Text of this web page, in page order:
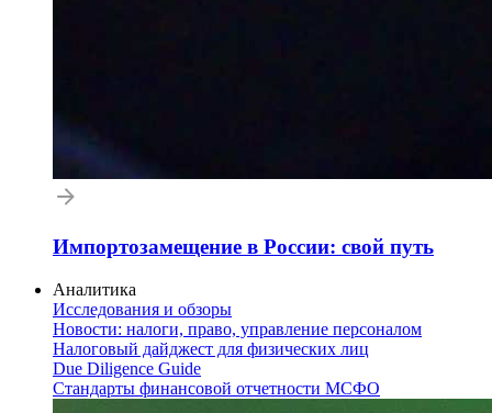
Импортозамещение в России: свой путь
Аналитика
Исследования и обзоры
Новости: налоги, право, управление персоналом
Налоговый дайджест для физических лиц
Due Diligence Guide
Стандарты финансовой отчетности МСФО